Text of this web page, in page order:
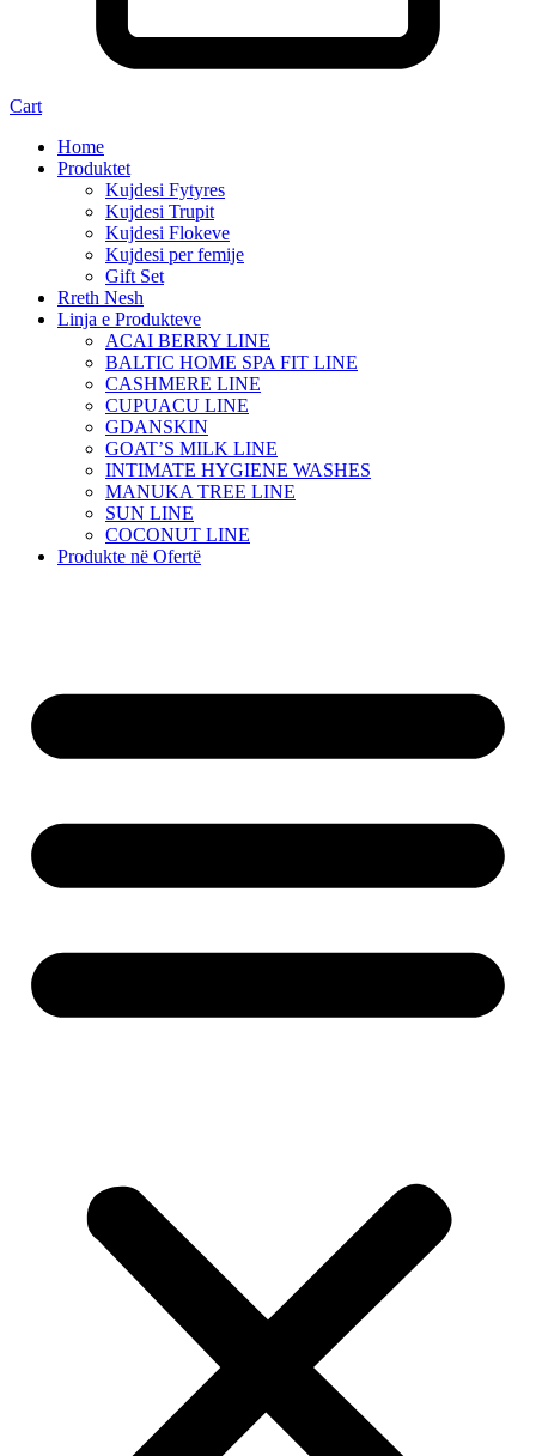
Cart
Home
Produktet
Kujdesi Fytyres
Kujdesi Trupit
Kujdesi Flokeve
Kujdesi per femije
Gift Set
Rreth Nesh
Linja e Produkteve
ACAI BERRY LINE
BALTIC HOME SPA FIT LINE
CASHMERE LINE
CUPUACU LINE
GDANSKIN
GOAT’S MILK LINE
INTIMATE HYGIENE WASHES
MANUKA TREE LINE
SUN LINE
COCONUT LINE
Produkte në Ofertë